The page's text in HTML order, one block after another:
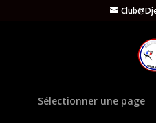
Sélectionner une page